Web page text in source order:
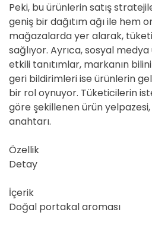
Peki, bu ürünlerin satış
geniş bir dağıtım ağı ile hem
mağazalarda yer alarak,
sağlıyor. Ayrıca, sosyal
etkili tanıtımlar, markanın
geri bildirimleri ise ürünlerin
bir rol oynuyor. Tüketicilerin
göre şekillenen ürün yelpazesi,
anahtarı.
Özellik
Detay
İçerik
Doğal portakal aroması